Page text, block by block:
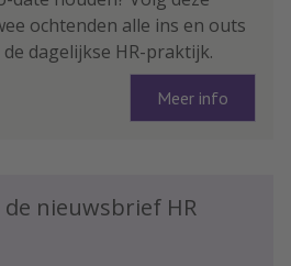
ochtenden alle ins en outs
dagelijkse HR-praktijk.
Meer info
nieuwsbrief HR